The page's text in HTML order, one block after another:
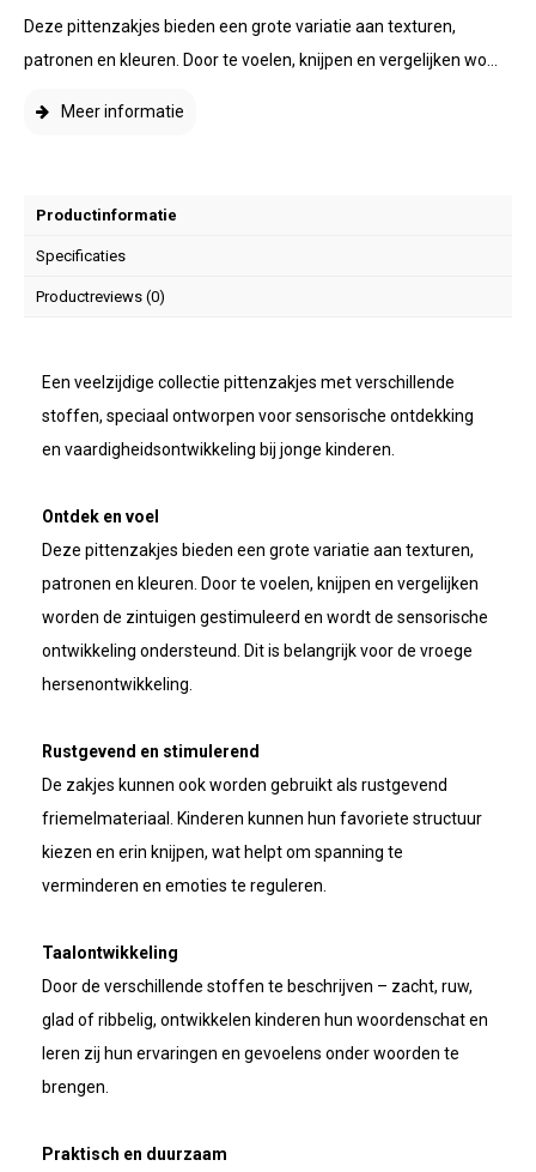
Deze pittenzakjes bieden een grote variatie aan texturen,
patronen en kleuren. Door te voelen, knijpen en vergelijken wo...
Meer informatie
Productinformatie
Specificaties
Productreviews (0)
Een veelzijdige collectie pittenzakjes met verschillende
stoffen, speciaal ontworpen voor sensorische ontdekking
en vaardigheidsontwikkeling bij jonge kinderen.
Ontdek en voel
Deze pittenzakjes bieden een grote variatie aan texturen,
patronen en kleuren. Door te voelen, knijpen en vergelijken
worden de zintuigen gestimuleerd en wordt de sensorische
ontwikkeling ondersteund. Dit is belangrijk voor de vroege
hersenontwikkeling.
Rustgevend en stimulerend
De zakjes kunnen ook worden gebruikt als rustgevend
friemelmateriaal. Kinderen kunnen hun favoriete structuur
kiezen en erin knijpen, wat helpt om spanning te
verminderen en emoties te reguleren.
Taalontwikkeling
Door de verschillende stoffen te beschrijven – zacht, ruw,
glad of ribbelig, ontwikkelen kinderen hun woordenschat en
leren zij hun ervaringen en gevoelens onder woorden te
brengen.
Praktisch en duurzaam